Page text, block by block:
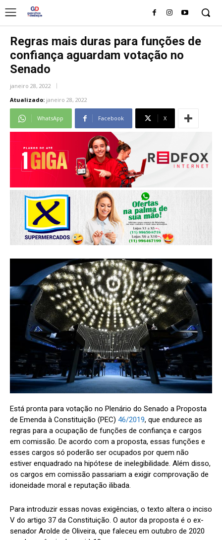
Regras mais duras para funções de
confiança aguardam votação no
Senado
janeiro 28, 2022
Atualizado: janeiro 28, 2022
WhatsApp Facebook X
Está pronta para votação no Plenário do Senado a Proposta
de Emenda à Constituição (PEC) 46/2019, que endurece as
regras para a ocupação de funções de confiança e cargos
em comissão. De acordo com a proposta, essas funções e
esses cargos só poderão ser ocupados por quem não
estiver enquadrado na hipótese de inelegibilidade. Além disso,
os cargos em comissão passariam a exigir comprovação de
idoneidade moral e reputação ilibada.
Para introduzir essas novas exigências, o texto altera o inciso
V do artigo 37 da Constituição. O autor da proposta é o ex-
senador Arolde de Oliveira, que faleceu em outubro de 2020